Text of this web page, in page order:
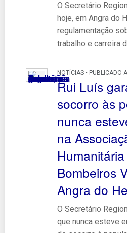
O Secretário
hoje, em Angra do
regulamentação
trabalho e carreira
NOTÍCIAS • PUBLICADO
Rui Luís
socorro às
nunca
na
Bombeiros
Angra do
O Secretário
que nunca esteve